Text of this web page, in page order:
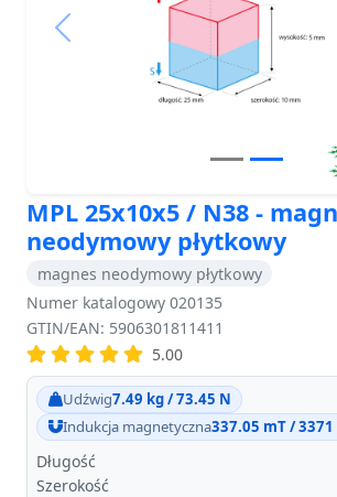
Previous
MPL 25x10x5 / N38 -
neodymowy płytkowy
magnes neodymowy płytkowy
Numer katalogowy 020135
GTIN/EAN: 5906301811411
5.00
Udźwig7.49 kg / 73.45 N
Indukcja magnetyczna337.05 mT / 3371
Długość
Szerokość